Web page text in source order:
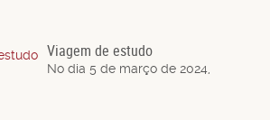
Viagem de estudo
No dia 5 de março de 2024,